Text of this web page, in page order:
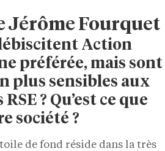
Jérôme Fourquet
Action
préférée, mais sont
plus sensibles aux
? Qu’est ce que
société ?
de fond réside dans la très